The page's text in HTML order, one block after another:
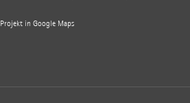
Projekt in Google Maps